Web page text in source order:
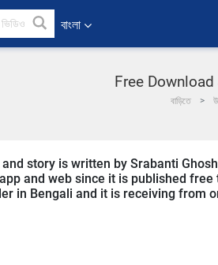
বাংলা
Free
বাড়িতে
story is written by Srabanti
and web since it is published
in Bengali and it is receiving from